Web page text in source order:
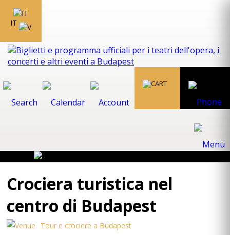
IT
Crociera turistica nel
centro di Budapest
Tour e crociere a Budapest